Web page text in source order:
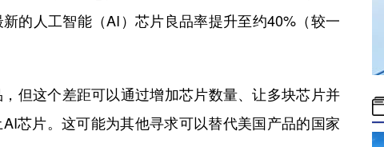
的人工智能（AI）芯片良品率提升至约40%（较一
这个差距可以通过增加芯片数量、让多块芯片并
芯片。这可能为其他寻求可以替代美国产品的国家